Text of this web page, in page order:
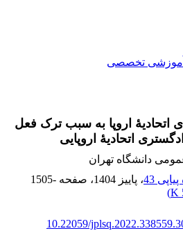
آموزشی تخصصی
اتحادیۀ اروپا به سبب ترک فعل
اتحادیۀ اروپایی
دانشگاه تهران
، پاییز 1404 ، صفحه 1505-
)
10.22059/